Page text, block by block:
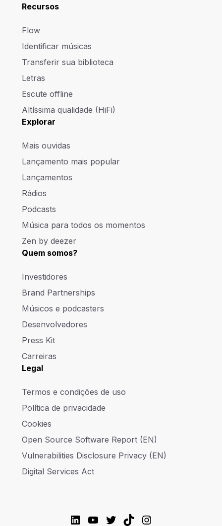
Recursos
Flow
Identificar músicas
Transferir sua biblioteca
Letras
Escute offline
Altíssima qualidade (HiFi)
Explorar
Mais ouvidas
Lançamento mais popular
Lançamentos
Rádios
Podcasts
Música para todos os momentos
Zen by deezer
Quem somos?
Investidores
Brand Partnerships
Músicos e podcasters
Desenvolvedores
Press Kit
Carreiras
Legal
Termos e condições de uso
Política de privacidade
Cookies
Open Source Software Report (EN)
Vulnerabilities Disclosure Privacy (EN)
Digital Services Act
LinkedIn
YouTube
Twitter
TikTokInstagram